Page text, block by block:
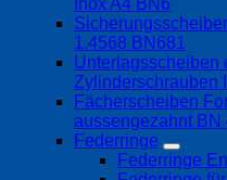
1.4568 BN681
Unterlagsscheiben
Zylinderschrauben
Fächerscheiben
aussengezahnt BN
Federringe
Federringe